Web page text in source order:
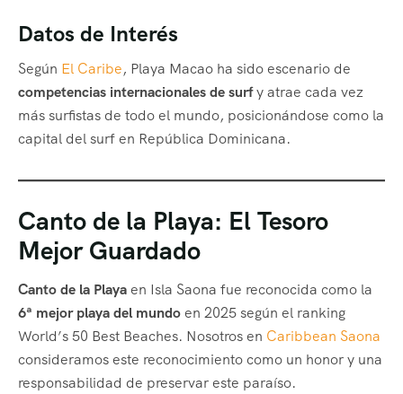
Datos de Interés
Según El Caribe, Playa Macao ha sido escenario de
competencias internacionales de surfy atrae cada vez
más surfistas de todo el mundo, posicionándose como la
capital del surf en República Dominicana.
Canto de la Playa: El Tesoro
Mejor Guardado
Canto de la Playaen Isla Saona fue reconocida como la
6ª mejor playa del mundoen 2025 según el ranking
World’s 50 Best Beaches. Nosotros en Caribbean Saona
consideramos este reconocimiento como un honor y una
responsabilidad de preservar este paraíso.